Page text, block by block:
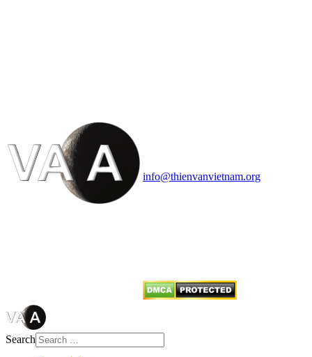
info@thienvanvietnam.org
Search